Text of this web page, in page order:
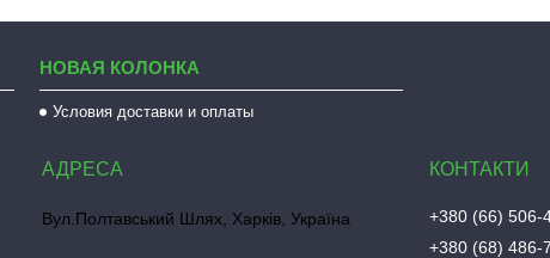
НОВАЯ КОЛОНКА
Условия доставки и оплаты
Вул.Полтавський Шлях, Харків, Україна +380 (66) 506-
+380 (68) 486-